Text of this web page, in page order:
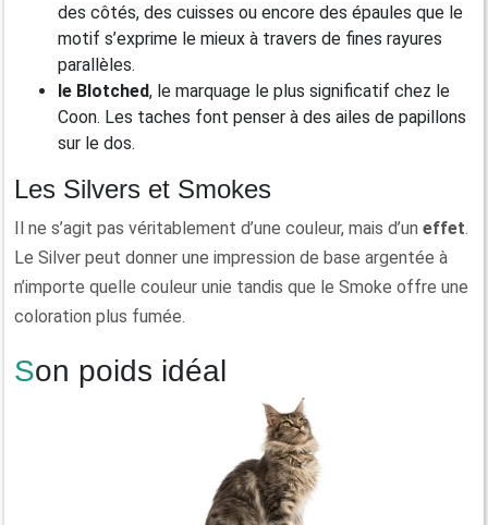
des côtés, des cuisses ou encore des épaules que le
motif s’exprime le mieux à travers de fines rayures
parallèles.
le Blotched, le marquage le plus significatif chez le
Coon. Les taches font penser à des ailes de papillons
sur le dos.
Les Silvers et Smokes
Il ne s’agit pas véritablement d’une couleur, mais d’un effet.
Le Silver peut donner une impression de base argentée à
n’importe quelle couleur unie tandis que le Smoke offre une
coloration plus fumée.
Son poids idéal